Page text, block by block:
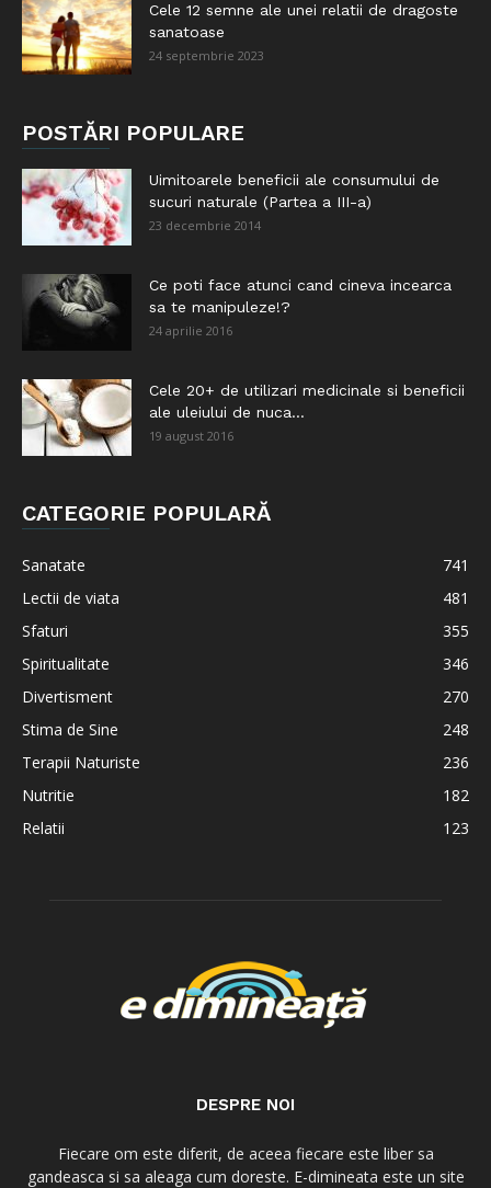
Cele 12 semne ale unei relatii de dragoste
sanatoase
24 septembrie 2023
POSTĂRI POPULARE
Uimitoarele beneficii ale consumului de
sucuri naturale (Partea a III-a)
23 decembrie 2014
Ce poti face atunci cand cineva incearca
sa te manipuleze!?
24 aprilie 2016
Cele 20+ de utilizari medicinale si beneficii
ale uleiului de nuca...
19 august 2016
CATEGORIE POPULARĂ
Sanatate
741
Lectii de viata
481
Sfaturi
355
Spiritualitate
346
Divertisment
270
Stima de Sine
248
Terapii Naturiste
236
Nutritie
182
Relatii
123
DESPRE NOI
Fiecare om este diferit, de aceea fiecare este liber sa
gandeasca si sa aleaga cum doreste. E-dimineata este un site